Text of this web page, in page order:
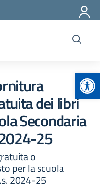
dei libri
Secondaria
25
o
per la scuola
2024-25